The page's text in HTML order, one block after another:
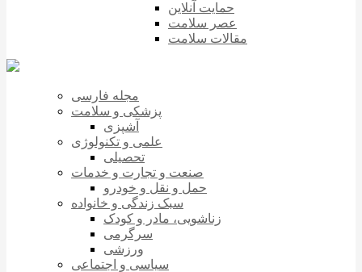
حمایت آنلاین
عصر سلامت
مقالات سلامت
مجله فارسی
پزشکی و سلامت
آشپزی
علمی و تکنولوژی
تحصیلی
صنعت و تجارت و خدمات
حمل و نقل و خودرو
سبک زندگی و خانواده
زناشویی، مادر و کودک
سرگرمی
ورزشی
سیاسی و اجتماعی